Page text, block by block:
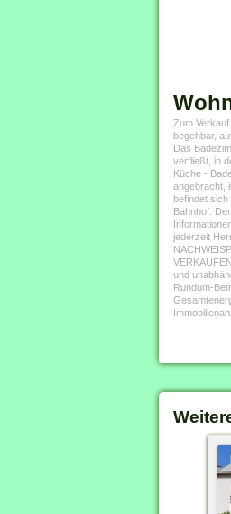
Zum
begehbar,
Das
verfließt, in
Küche -
angebracht,
befindet
Bahnhof:
jederzeit
und
Rundum-